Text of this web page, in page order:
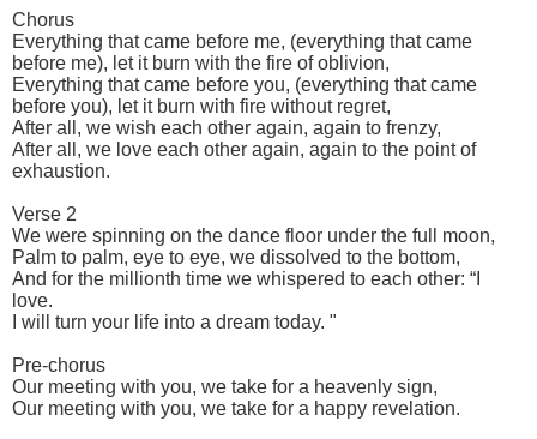
Chorus
Everything that came before me, (everything that came
before me), let it burn with the fire of oblivion,
Everything that came before you, (everything that came
before you), let it burn with fire without regret,
After all, we wish each other again, again to frenzy,
After all, we love each other again, again to the point of
exhaustion.
Verse 2
We were spinning on the dance floor under the full moon,
Palm to palm, eye to eye, we dissolved to the bottom,
And for the millionth time we whispered to each other: “I
love.
I will turn your life into a dream today. "
Pre-chorus
Our meeting with you, we take for a heavenly sign,
Our meeting with you, we take for a happy revelation.